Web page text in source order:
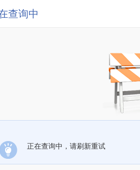
查询中
正在查询中，请刷新重试